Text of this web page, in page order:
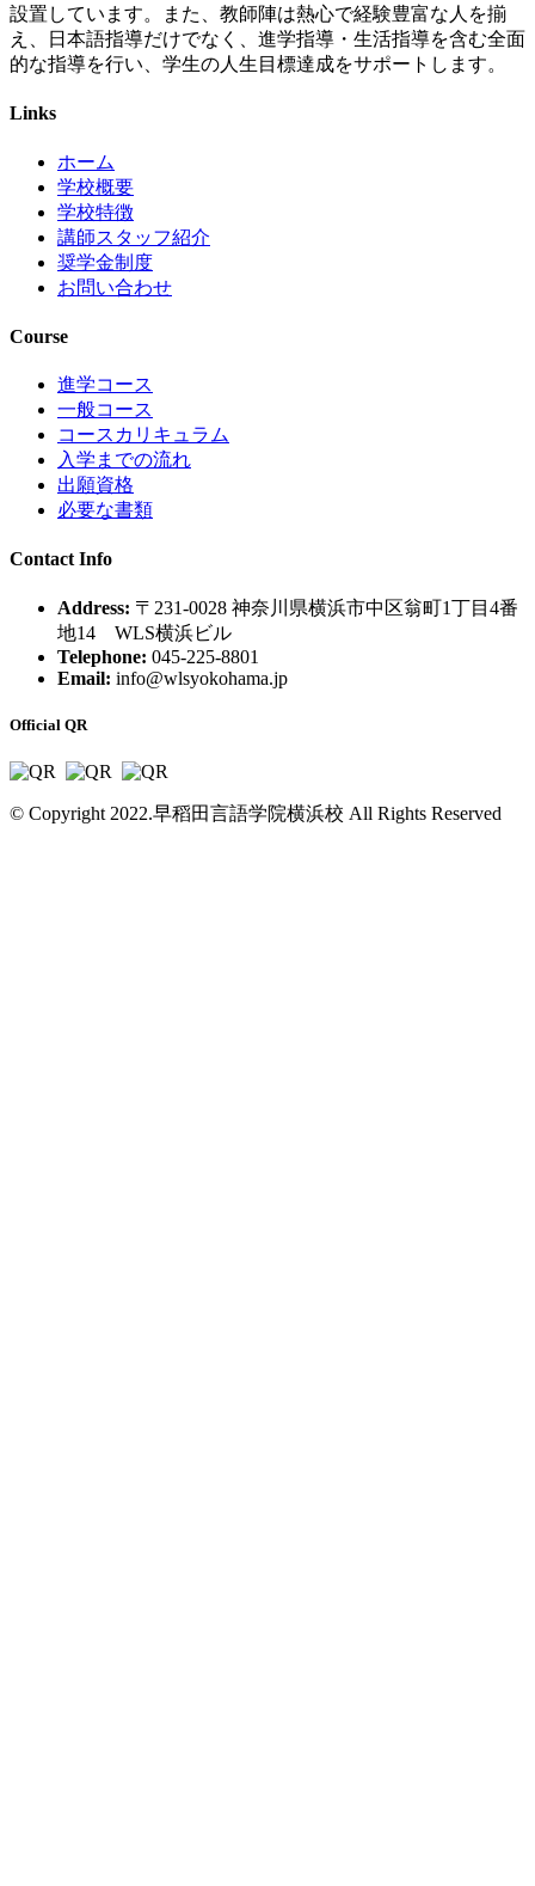
設置しています。また、教師陣は熱心で経験豊富な人を揃
え、日本語指導だけでなく、進学指導・生活指導を含む全面
的な指導を行い、学生の人生目標達成をサポートします。
Links
ホーム
学校概要
学校特徴
講師スタッフ紹介
奨学金制度
お問い合わせ
Course
進学コース
一般コース
コースカリキュラム
入学までの流れ
出願資格
必要な書類
Contact Info
Address: 〒231-0028 神奈川県横浜市中区翁町1丁目4番
地14 WLS横浜ビル
Telephone: 045-225-8801
Email: info@wlsyokohama.jp
Official QR
© Copyright 2022.早稻田言語学院横浜校 All Rights Reserved